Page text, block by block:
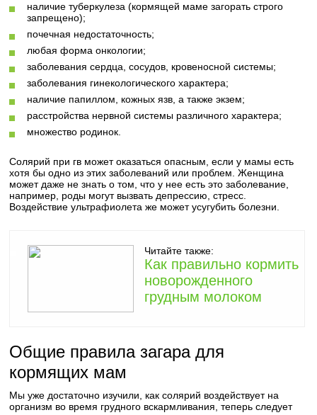
наличие туберкулеза (кормящей маме загорать строго
запрещено);
почечная недостаточность;
любая форма онкологии;
заболевания сердца, сосудов, кровеносной системы;
заболевания гинекологического характера;
наличие папиллом, кожных язв, а также экзем;
расстройства нервной системы различного характера;
множество родинок.
Солярий при гв может оказаться опасным, если у мамы есть
хотя бы одно из этих заболеваний или проблем. Женщина
может даже не знать о том, что у нее есть это заболевание,
например, роды могут вызвать депрессию, стресс.
Воздействие ультрафиолета же может усугубить болезни.
Читайте также:
Как правильно кормить
новорожденного
грудным молоком
Общие правила загара для
кормящих мам
Мы уже достаточно изучили, как солярий воздействует на
организм во время грудного вскармливания, теперь следует